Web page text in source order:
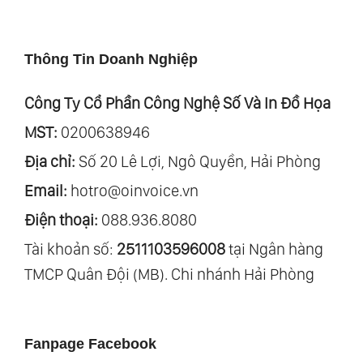
Thông Tin Doanh Nghiệp
Công Ty Cổ Phần Công Nghệ Số Và In Đồ Họa
MST: 0200638946
Địa chỉ: Số 20 Lê Lợi, Ngô Quyền, Hải Phòng
Email: hotro@oinvoice.vn
Điện thoại: 088.936.8080
Tài khoản số: 2511103596008tại Ngân hàng
TMCP Quân Đội (MB). Chi nhánh Hải Phòng
Fanpage Facebook